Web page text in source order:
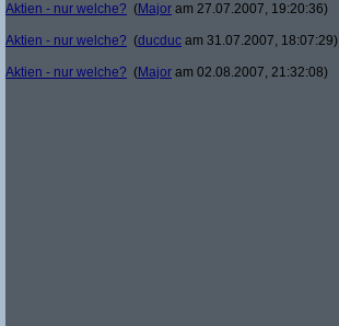
Aktien - nur welche? (Major am 27.07.2007, 19:20:36)
Aktien - nur welche? (ducduc am 31.07.2007, 18:07:29)
Aktien - nur welche? (Major am 02.08.2007, 21:32:08)